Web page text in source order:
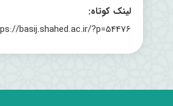
لینک کوتاه:
basij.shahed.ac.ir/?p=54476